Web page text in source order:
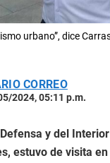
urbano”, dice
CORREO
2024, 05:11 p.m.
y del
estuvo de visita en